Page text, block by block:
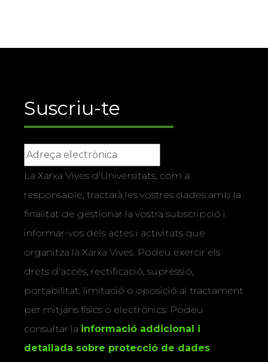
Suscriu-te
La Xarxa Vives d’Universitats, com a
responsable, tractarà les vostres dades amb la
finalitat de gestionar la vostra subscripció i
informar-vos dels actes i activitats que
organitza la Xarxa Vives. Podeu exercir els
drets d’accés, rectificació, supressió,
portabilitat, limitació o oposició al tractament
per mitjans físics o electrònics. Podeu
consultar la informació addicional i
detallada sobre protecció de dades.